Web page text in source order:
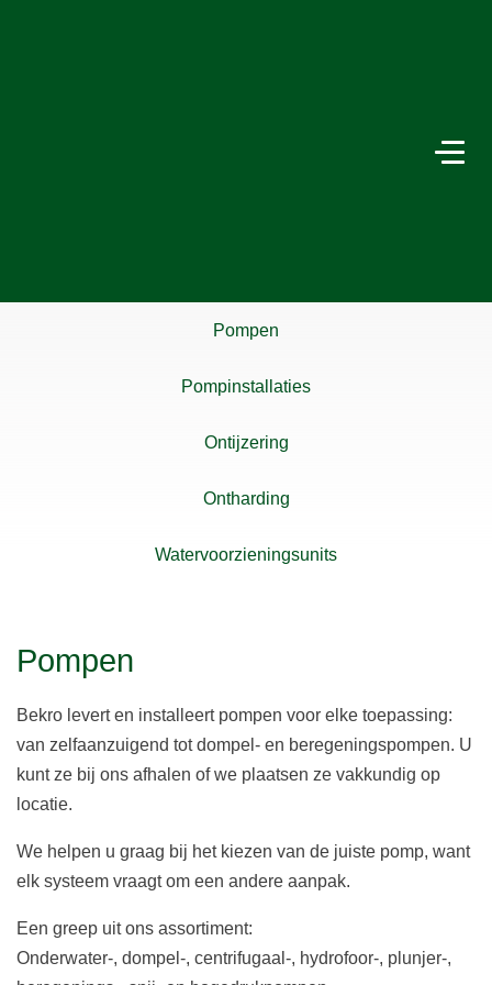
Pompen
Pompinstallaties
Ontijzering
Ontharding
Watervoorzieningsunits
Pompen
Bekro levert en installeert pompen voor elke toepassing:
van zelfaanzuigend tot dompel- en beregeningspompen. U
kunt ze bij ons afhalen of we plaatsen ze vakkundig op
locatie.
We helpen u graag bij het kiezen van de juiste pomp, want
elk systeem vraagt om een andere aanpak.
Een greep uit ons assortiment:
Onderwater-, dompel-, centrifugaal-, hydrofoor-, plunjer-,